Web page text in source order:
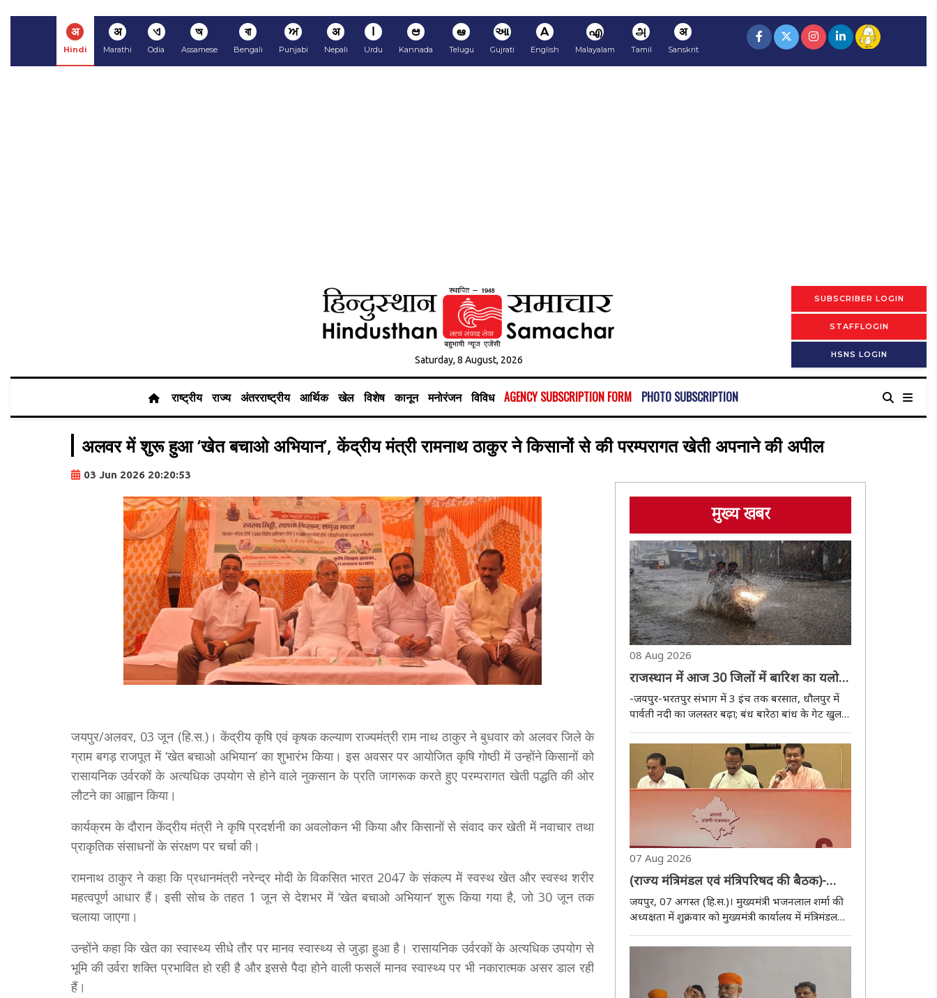
अ
Hindi
अ
Marathi
ଏ
Odia
অ
Assamese
বা
Bengali
ਅ
Punjabi
अ
Nepali
ا
Urdu
ಆ
Kannada
ఆ
Telugu
આ
Gujrati
A
English
എ
Malayalam
அ
Tamil
अ
Sanskrit
Saturday, 8 August, 2026
SUBSCRIBER LOGIN
STAFFLOGIN
HSNS LOGIN
राष्ट्रीय राज्य अंतरराष्ट्रीय आर्थिक खेल विशेष कानून मनोरंजन विविध AGENCY SUBSCRIPTION FORM PHOTO SUBSCRIPTION
अलवर में शुरू हुआ ‘खेत बचाओ अभियान’, केंद्रीय मंत्री रामनाथ ठाकुर ने किसानों से की परम्परागत खेती अपनाने की अपील
03 Jun 2026 20:20:53
जयपुर/अलवर, 03 जून (हि.स.)। केंद्रीय कृषि एवं कृषक कल्याण राज्यमंत्री राम नाथ ठाकुर ने बुधवार को अलवर जिले के
ग्राम बगड़ राजपूत में ‘खेत बचाओ अभियान’ का शुभारंभ किया। इस अवसर पर आयोजित कृषि गोष्ठी में उन्होंने किसानों को
रासायनिक उर्वरकों के अत्यधिक उपयोग से होने वाले नुकसान के प्रति जागरूक करते हुए परम्परागत खेती पद्धति की ओर
लौटने का आह्वान किया।
कार्यक्रम के दौरान केंद्रीय मंत्री ने कृषि प्रदर्शनी का अवलोकन भी किया और किसानों से संवाद कर खेती में नवाचार तथा
प्राकृतिक संसाधनों के संरक्षण पर चर्चा की।
रामनाथ ठाकुर ने कहा कि प्रधानमंत्री नरेन्द्र मोदी के विकसित भारत 2047 के संकल्प में स्वस्थ खेत और स्वस्थ शरीर
महत्वपूर्ण आधार हैं। इसी सोच के तहत 1 जून से देशभर में ‘खेत बचाओ अभियान’ शुरू किया गया है, जो 30 जून तक
चलाया जाएगा।
उन्होंने कहा कि खेत का स्वास्थ्य सीधे तौर पर मानव स्वास्थ्य से जुड़ा हुआ है। रासायनिक उर्वरकों के अत्यधिक उपयोग से
भूमि की उर्वरा शक्ति प्रभावित हो रही है और इससे पैदा होने वाली फसलें मानव स्वास्थ्य पर भी नकारात्मक असर डाल रही
हैं।
मुख्य खबर
08 Aug 2026
राजस्थान में आज 30 जिलों में बारिश का यलो
अलर्ट, सीकर-झुंझुनूं में भारी बारिश की चेतावनी;
भरतपुर में स्कूल बंद
-जयपुर-भरतपुर संभाग में 3 इंच तक बरसात, धौलपुर में
पार्वती नदी का जलस्तर बढ़ा; बंध बारेठा बांध के गेट खुलने
की संभावना..
07 Aug 2026
(राज्य मंत्रिमंडल एवं मंत्रिपरिषद की बैठक)-
ओबीसी आयोग की सिफारिशें स्वीकृत, वन स्टेट-
वन इलेक्शन के तहत होंगे पंचायत राज एवं
नगरीय निकाय चुनाव
जयपुर, 07 अगस्त (हि.स.)। मुख्यमंत्री भजनलाल शर्मा की
अध्यक्षता में शुक्रवार को मुख्यमंत्री कार्यालय में मंत्रिमंडल
एवं मंत्रिपरिषद की बैठक आयोजित हुई। इसमें पंचायत राज
चुनाव एवं स्थानीय निकाय चुनाव वन स्टेट-वन इलेक्शन